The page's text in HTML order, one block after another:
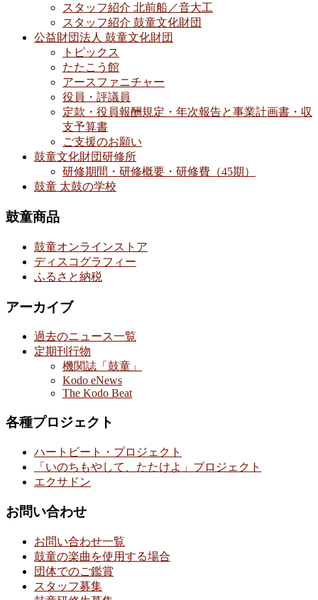
スタッフ紹介 北前船／音大工
スタッフ紹介 鼓童文化財団
公益財団法人 鼓童文化財団
トピックス
たたこう館
アースファニチャー
役員・評議員
定款・役員報酬規定・年次報告と事業計画書・収
支予算書
ご支援のお願い
鼓童文化財団研修所
研修期間・研修概要・研修費（45期）
鼓童 太鼓の学校
鼓童商品
鼓童オンラインストア
ディスコグラフィー
ふるさと納税
アーカイブ
過去のニュース一覧
定期刊行物
機関誌「鼓童」
Kodo eNews
The Kodo Beat
各種プロジェクト
ハートビート・プロジェクト
「いのちもやして、たたけよ」プロジェクト
エクサドン
お問い合わせ
お問い合わせ一覧
鼓童の楽曲を使用する場合
団体でのご鑑賞
スタッフ募集